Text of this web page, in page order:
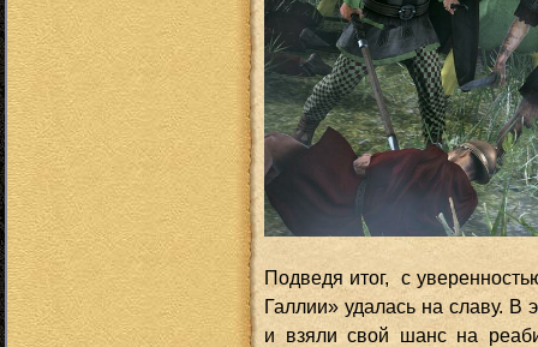
Подведя итог, с
Галлии» удалась на славу.
и взяли свой шанс на